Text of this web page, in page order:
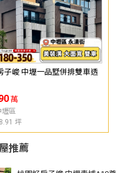
子峻 中壢一品墅併排雙車透
萬
區
坪
推薦